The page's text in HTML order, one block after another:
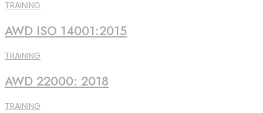
TRAINING
AWD ISO 14001:2015
TRAINING
AWD 22000: 2018
TRAINING